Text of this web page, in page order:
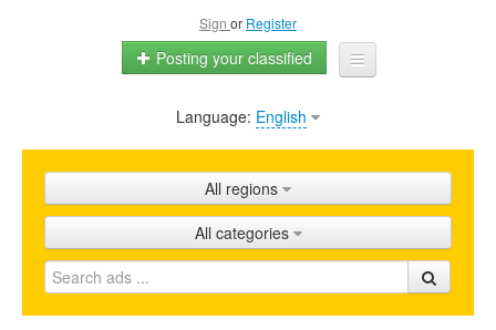
Sign or Register
Posting your classified
Home
Shops
Promotion
FAQ
Language: English
All regions
All categories